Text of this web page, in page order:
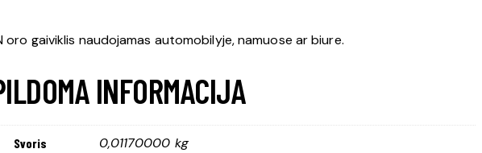
oro gaiviklis naudojamas automobilyje, namuose ar biure.
INFORMACIJA
Svoris 0,01170000 kg